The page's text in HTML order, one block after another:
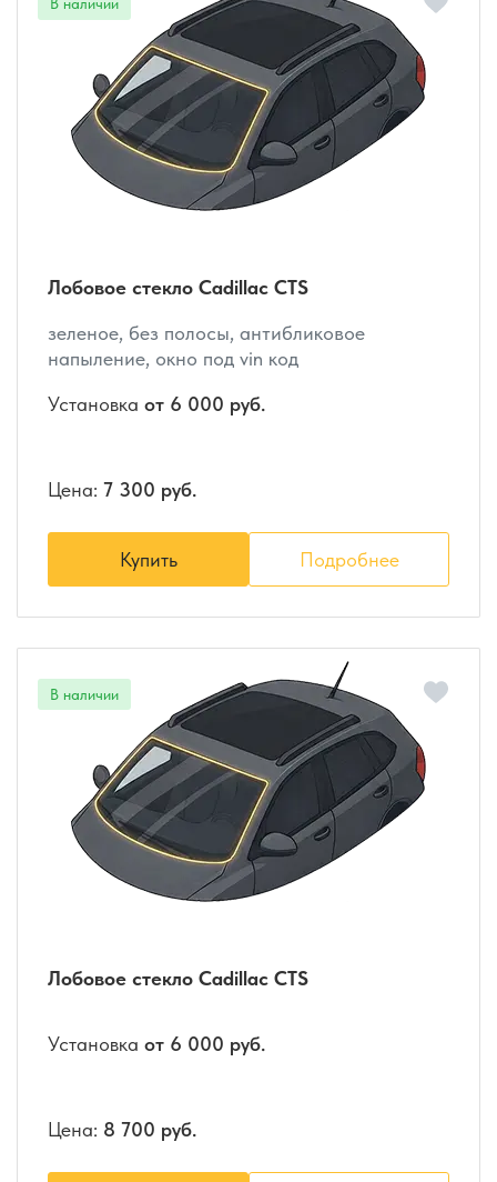
Лобовое стекло Cadillac CTS
зеленое, без полосы, антибликовое
напыление, окно под vin код
Установка от 6 000 руб.
Цена: 7 300 руб.
Купить Подробнее
Лобовое стекло Cadillac CTS
Установка от 6 000 руб.
Цена: 8 700 руб.